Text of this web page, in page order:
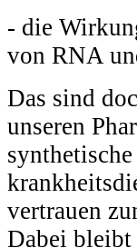
- die
von RNA
Das sind
unseren
vertrauen
Dabei bleibt